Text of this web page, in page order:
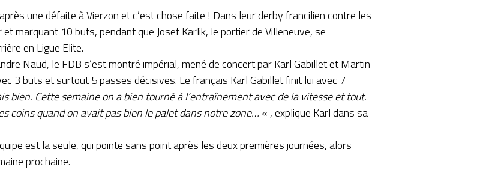
une défaite à Vierzon et c’est chose faite ! Dans leur derby francilien contre les
marquant 10 buts, pendant que Josef Karlik, le portier de Villeneuve, se
en Ligue Elite.
Naud, le FDB s’est montré impérial, mené de concert par Karl Gabillet et Martin
3 buts et surtout 5 passes décisives. Le français Karl Gabillet finit lui avec 7
bien. Cette semaine on a bien tourné à l’entraînement avec de la vitesse et tout.
coins quand on avait pas bien le palet dans notre zone… « , explique Karl dans sa
est la seule, qui pointe sans point après les deux premières journées, alors
prochaine.